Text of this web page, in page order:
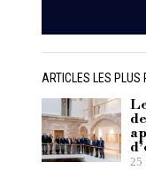
ARTICLES LES PLUS
25